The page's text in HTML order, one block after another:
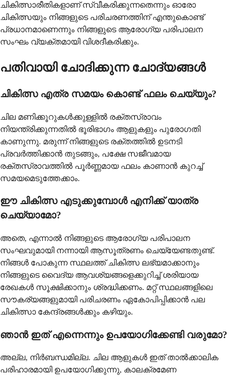
ചികിത്സാരീതികളാണ് സ്വീകരിക്കുന്നതെന്നും ഓരോ
ചികിത്സയും നിങ്ങളുടെ പരിചരണത്തിന് എന്തുകൊണ്ട്
പ്രധാനമാണെന്നും നിങ്ങളുടെ ആരോഗ്യ പരിപാലന
സംഘം വ്യക്തമായി വിശദീകരിക്കും.
പതിവായി ചോദിക്കുന്ന ചോദ്യങ്ങൾ
ചികിത്സ എത്ര സമയം കൊണ്ട് ഫലം ചെയ്യും?
ചില മണിക്കൂറുകൾക്കുള്ളിൽ രക്തസ്രാവം
നിയന്ത്രിക്കുന്നതിൽ ഭൂരിഭാഗം ആളുകളും പുരോഗതി
കാണുന്നു. മരുന്ന് നിങ്ങളുടെ രക്തത്തിൽ ഉടനടി
പ്രവർത്തിക്കാൻ തുടങ്ങും, പക്ഷേ സജീവമായ
രക്തസ്രാവത്തിൽ പൂർണ്ണമായ ഫലം കാണാൻ കുറച്ച്
സമയമെടുത്തേക്കാം.
ഈ ചികിത്സ എടുക്കുമ്പോൾ എനിക്ക് യാത്ര
ചെയ്യാമോ?
അതെ, എന്നാൽ നിങ്ങളുടെ ആരോഗ്യ പരിപാലന
സംഘവുമായി നന്നായി ആസൂത്രണം ചെയ്യേണ്ടതുണ്ട്.
നിങ്ങൾ പോകുന്ന സ്ഥലത്ത് ചികിത്സ ലഭ്യമാക്കാനും
നിങ്ങളുടെ വൈദ്യ ആവശ്യങ്ങളെക്കുറിച്ച് ശരിയായ
രേഖകൾ സൂക്ഷിക്കാനും ശ്രദ്ധിക്കണം. മറ്റ് സ്ഥലങ്ങളിലെ
സൗകര്യങ്ങളുമായി പരിചരണം ഏകോപിപ്പിക്കാൻ പല
ചികിത്സാ കേന്ദ്രങ്ങൾക്കും കഴിയും.
ഞാൻ ഇത് എന്നെന്നും ഉപയോഗിക്കേണ്ടി വരുമോ?
അല്ല, നിർബന്ധമില്ല. ചില ആളുകൾ ഇത് താൽക്കാലിക
പരിഹാരമായി ഉപയോഗിക്കുന്നു, കാലക്രമേണ